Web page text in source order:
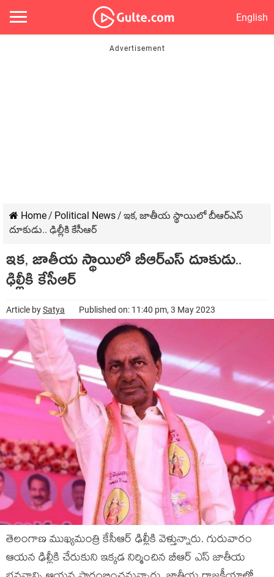
English
Home/ Political News/ ఇక‌, జాతీయ స్థాయిలో బీఆర్ఎస్
దూకుడు.. ఢిల్లీకి కేసీఆర్‌
ఇక‌, జాతీయ స్థాయిలో బీఆర్ఎస్ దూకుడు..
ఢిల్లీకి కేసీఆర్‌
Article bySatya Published on: 11:40 pm, 3 May 2023
తెలంగాణ ముఖ్య‌మంత్రి కేసీఆర్ ఢిల్లీకి వెళ్తున్నారు. గురువారం
ఆయ‌న ఢిల్లీకి చేరుకుని ఇక్క‌డ నిర్మించిన బీఆర్ ఎస్ జాతీయ